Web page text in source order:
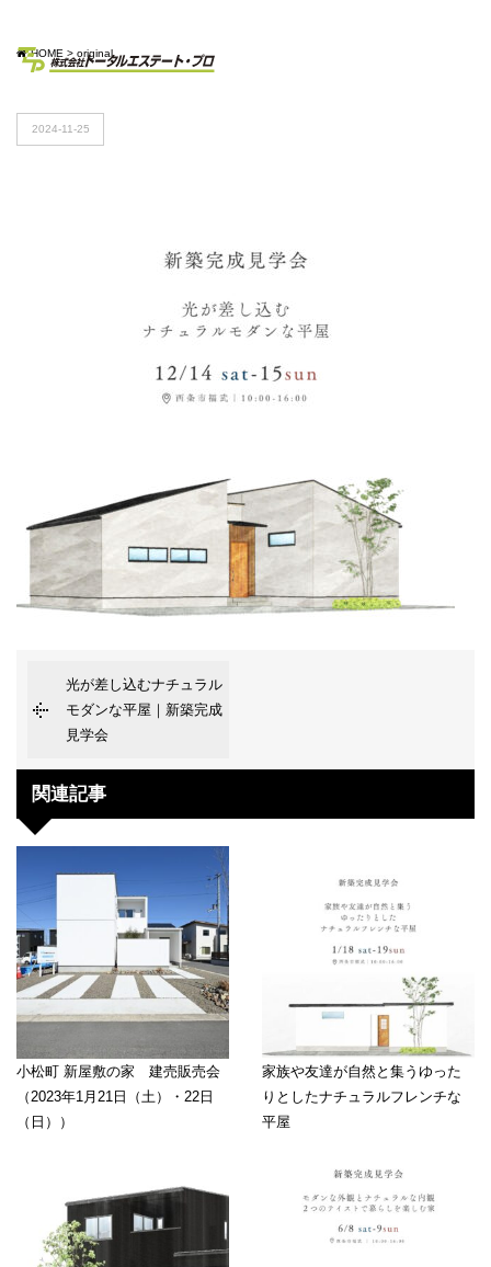
HOME > original
2024-11-25
光が差し込むナチュラル
モダンな平屋｜新築完成
見学会
関連記事
小松町 新屋敷の家 建売販売会
（2023年1月21日（土）・22日
（日））
家族や友達が自然と集うゆった
りとしたナチュラルフレンチな
平屋